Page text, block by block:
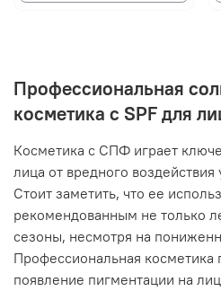
Профессиональная
косметика с SPF для
Косметика с СПФ играет
лица от вредного
Стоит заметить, что ее
рекомендованным не только
сезоны, несмотря на
Профессиональная косметика
появление пигментации на